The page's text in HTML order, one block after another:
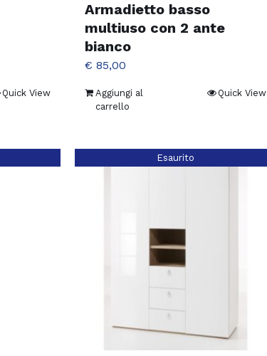
Quick View
Armadietto basso
multiuso con 2 ante
bianco
€ 85,00
Aggiungi al
carrello
Quick View
Esaurito